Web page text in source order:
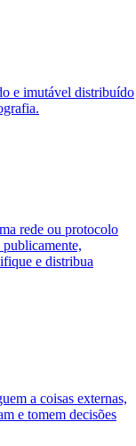
e imutável distribuído
rede ou protocolo
e distribua
a coisas externas,
e tomem decisões